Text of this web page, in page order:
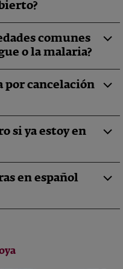
comunes
o la malaria?
por cancelación
si ya estoy en
en español